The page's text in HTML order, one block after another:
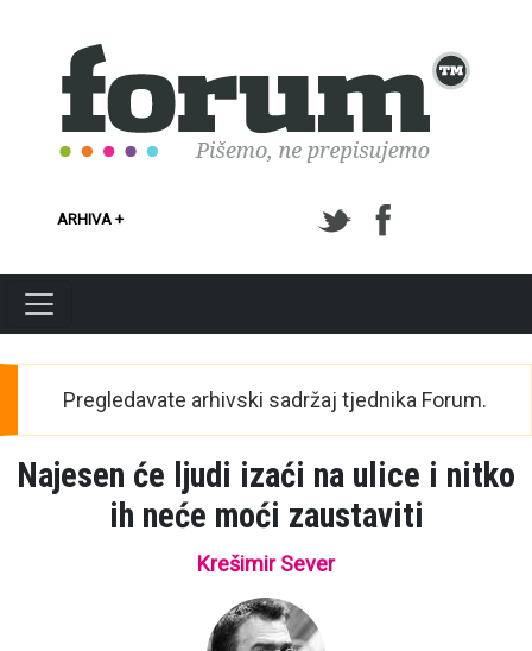
ARHIVA +
Pregledavate arhivski sadržaj tjednika Forum.
Najesen će ljudi izaći na ulice i nitko
ih neće moći zaustaviti
Krešimir Sever